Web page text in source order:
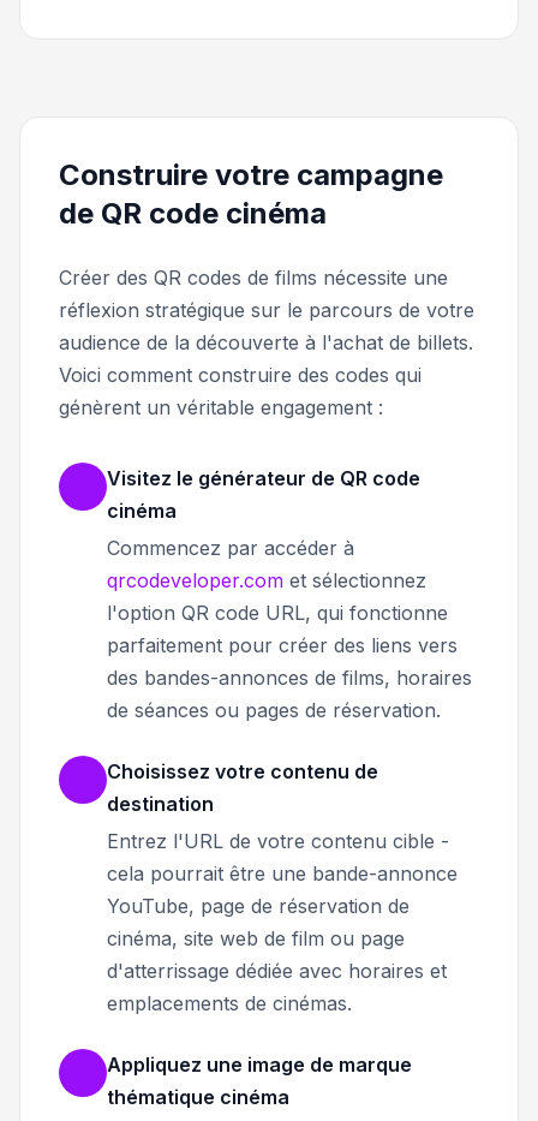
Construire votre campagne
de QR code cinéma
Créer des QR codes de films nécessite une
réflexion stratégique sur le parcours de votre
audience de la découverte à l'achat de billets.
Voici comment construire des codes qui
génèrent un véritable engagement :
Visitez le générateur de QR code
cinéma
Commencez par accéder à
qrcodeveloper.com et sélectionnez
l'option QR code URL, qui fonctionne
parfaitement pour créer des liens vers
des bandes-annonces de films, horaires
de séances ou pages de réservation.
Choisissez votre contenu de
destination
Entrez l'URL de votre contenu cible -
cela pourrait être une bande-annonce
YouTube, page de réservation de
cinéma, site web de film ou page
d'atterrissage dédiée avec horaires et
emplacements de cinémas.
Appliquez une image de marque
thématique cinéma